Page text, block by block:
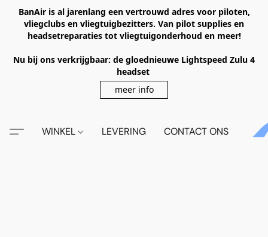
BanAir is al jarenlang een vertrouwd adres voor piloten,
vliegclubs en vliegtuigbezitters. Van pilot supplies en
headsetreparaties tot vliegtuigonderhoud en meer!
Nu bij ons verkrijgbaar: de gloednieuwe Lightspeed Zulu 4
headset
meer info
WINKEL LEVERING CONTACT ONS